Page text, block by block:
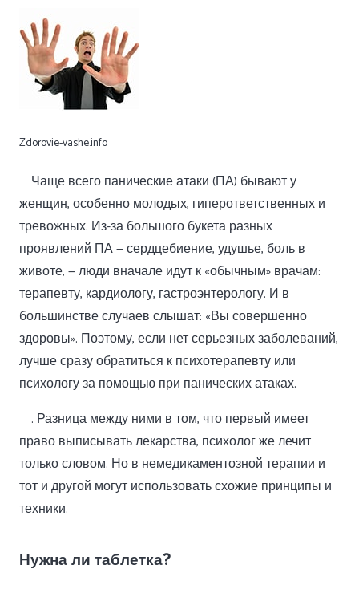
Zdorovie-vashe.info
Чаще всего панические атаки (ПА) бывают у
женщин, особенно молодых, гиперответственных и
тревожных. Из-за большого букета разных
проявлений ПА — сердцебиение, удушье, боль в
животе, — люди вначале идут к «обычным» врачам:
терапевту, кардиологу, гастроэнтерологу. И в
большинстве случаев слышат: «Вы совершенно
здоровы». Поэтому, если нет серьезных заболеваний,
лучше сразу обратиться к психотерапевту или
психологу за помощью при панических атаках.
. Разница между ними в том, что первый имеет
право выписывать лекарства, психолог же лечит
только словом. Но в немедикаментозной терапии и
тот и другой могут использовать схожие принципы и
техники.
Нужна ли таблетка?